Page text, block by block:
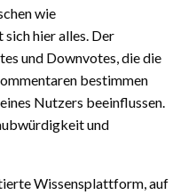
wie
hier alles. Der
und Downvotes, die die
bestimmen
Nutzers beeinflussen.
und
Wissensplattform, auf